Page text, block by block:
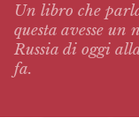
Un libro che
questa avesse
Russia di oggi
fa.